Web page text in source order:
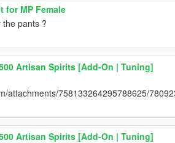
for MP Female
pants ?
Artisan Spirits [Add-On | Tuning]
attachments/758133264295788625/
Artisan Spirits [Add-On | Tuning]